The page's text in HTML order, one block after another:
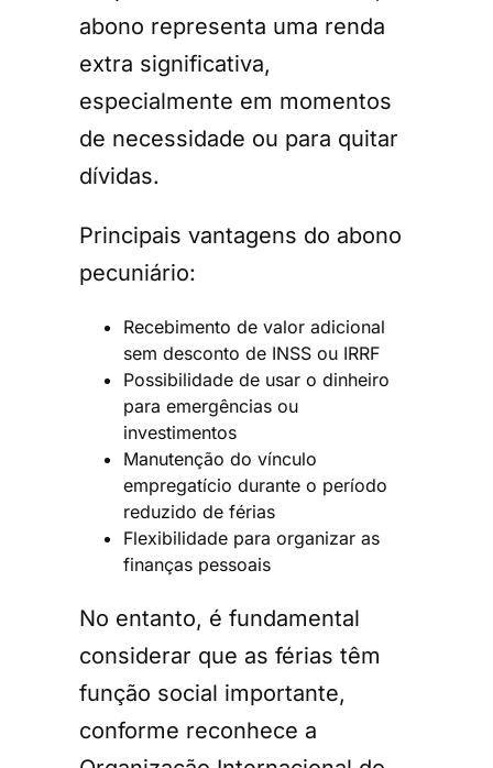
abono representa uma renda
extra significativa,
especialmente em momentos
de necessidade ou para quitar
dívidas.
Principais vantagens do abono
pecuniário:
Recebimento de valor adicional
sem desconto de INSS ou IRRF
Possibilidade de usar o dinheiro
para emergências ou
investimentos
Manutenção do vínculo
empregatício durante o período
reduzido de férias
Flexibilidade para organizar as
finanças pessoais
No entanto, é fundamental
considerar que as férias têm
função social importante,
conforme reconhece a